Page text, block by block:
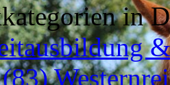
in